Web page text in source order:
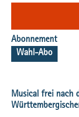
Abonnement
Wahl-Abo
Musical frei nach